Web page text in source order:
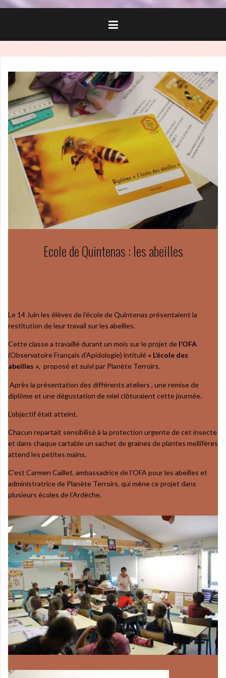
Ecole de Quintenas : les abeilles
Le 14 Juin les élèves de l’école de Quintenas présentaient la
restitution de leur travail sur les abeilles.
Cette classe a travaillé durant un mois sur le projet de l’OFA
(Observatoire Français d’Apidologie) intitulé « L’école des
abeilles », proposé et suivi par Planète Terroirs.
Après la présentation des différents ateliers , une remise de
diplôme et une dégustation de miel clôturaient cette journée.
L’objectif était atteint.
Chacun repartait sensibilisé à la protection urgente de cet insecte
et dans chaque cartable un sachet de graines de plantes mellifères
attend les petites mains.
C’est Carmen Caillet, ambassadrice de l’OFA pour les abeilles et
administratrice de Planète Terroirs, qui mène ce projet dans
plusieurs écoles de l’Ardèche.